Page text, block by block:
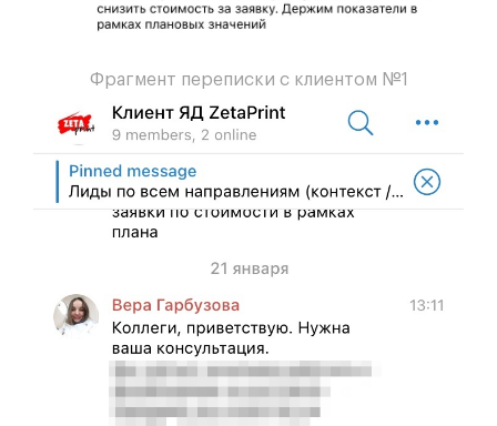
Фрагмент переписки с клиентом №1